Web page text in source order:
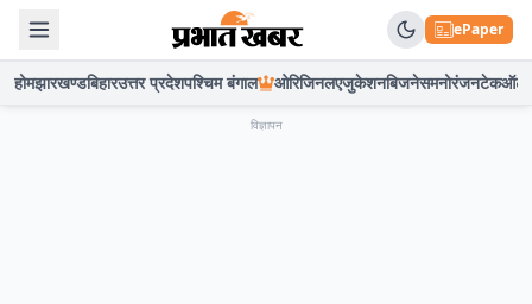
ePaper
होमझारखण्डबिहारउत्तर प्रदेशपश्चिम बंगाल ओरिजिनलएजुकेशनबिजनेसमनोरंजनटेकऑटो
विज्ञापन